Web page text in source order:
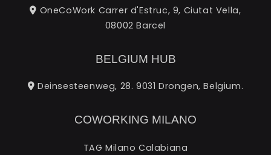
OneCoWork Carrer d'Estruc, 9, Ciutat Vella,
08002 Barcel
BELGIUM HUB
Deinsesteenweg, 28. 9031 Drongen, Belgium.
COWORKING MILANO
TAG Milano Calabiana